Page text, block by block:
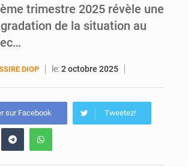
trimestre 2025 révèle une
de la situation au
DIOP le:2 octobre 2025
sur Facebook Tweetez!